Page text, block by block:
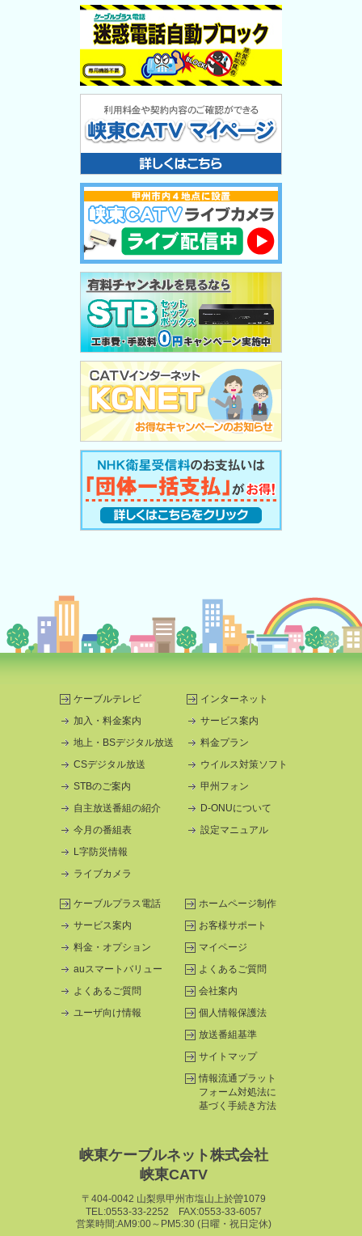
ケーブルテレビ
加入・料金案内
地上・BSデジタル放送
CSデジタル放送
STBのご案内
自主放送番組の紹介
今月の番組表
L字防災情報
ライブカメラ
インターネット
サービス案内
料金プラン
ウイルス対策ソフト
甲州フォン
D-ONUについて
設定マニュアル
ケーブルプラス電話
サービス案内
料金・オプション
auスマートバリュー
よくあるご質問
ユーザ向け情報
ホームページ制作
お客様サポート
マイページ
よくあるご質問
会社案内
個人情報保護法
放送番組基準
サイトマップ
情報流通プラット
フォーム対処法に
基づく手続き方法
峡東ケーブルネット株式会社
峡東CATV
〒404-0042 山梨県甲州市塩山上於曽1079
TEL:0553-33-2252 FAX:0553-33-6057
営業時間:AM9:00～PM5:30 (日曜・祝日定休)